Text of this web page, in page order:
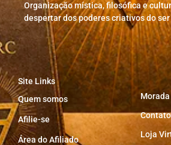
Organização mística, filosófica e
despertar dos poderes criativos do
Site Links
Quem somos
Afilie-se
Área do Afiliado
Contato
Loja